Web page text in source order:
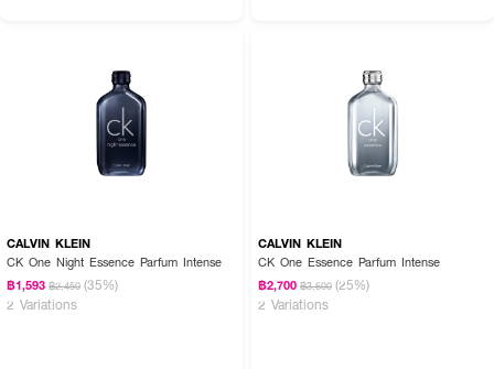
ฉีด CUTE PRESS Bye Bye Smell Linen Mist กลิ่น Fresh Fruity ลงบน
เสื้อผ้าที่ต้องการให้มีกลิ่นหอม โดยฉีดห่างจากเสื้อผ้า 30 ซม. และสามารถใช้ฉีด
ปรับอากาศ พรม ผ้าม่าน หรือฉีดบนเฟอร์นิเจอร์ที่บุผ้าได้
CALVIN KLEIN
CK One Night Essence Parfum Intense
฿1,593 ฿2,450 (35%)
2 Variations
CALVIN KLEIN
CK One Essence Parfum Intense
฿2,700 ฿3,600 (25%)
2 Variations